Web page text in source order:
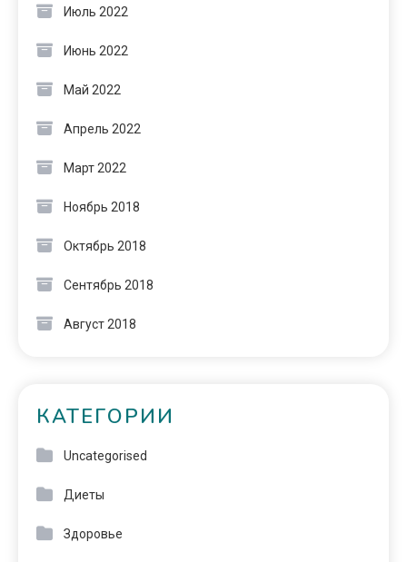
Июль 2022
Июнь 2022
Май 2022
Апрель 2022
Март 2022
Ноябрь 2018
Октябрь 2018
Сентябрь 2018
Август 2018
КАТЕГОРИИ
Uncategorised
Диеты
Здоровье